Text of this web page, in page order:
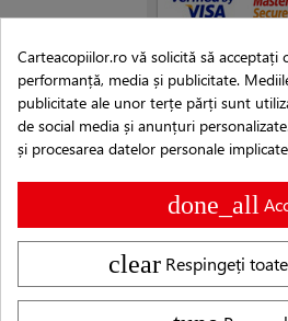
Copyright © 2007–2026
Carteacopiilor.ro vă solicită să acceptați
performanță, media și publicitate.
publicitate ale unor terțe părți sunt
de social media și anunțuri
și procesarea datelor personale
done_all
clear Respingeți